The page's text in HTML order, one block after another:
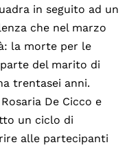
in seguito ad un
che nel marzo
la morte per le
del marito di
trentasei anni.
De Cicco e
un ciclo di
alle partecipanti